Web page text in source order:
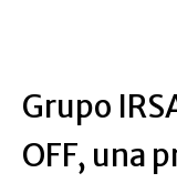
Grupo
OFF, una